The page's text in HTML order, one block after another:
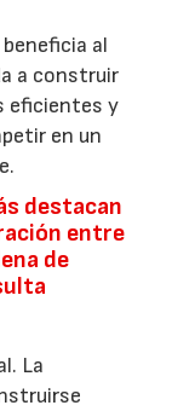
al
a construir
eficientes y
en un
destacan
entre
de
La